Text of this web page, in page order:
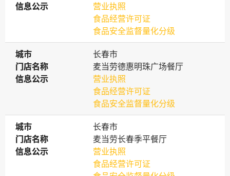
信息公示
信息公示
营业执照
食品经营许可证
食品安全监督量化分级
城市
城市
长春市
门店名称
门店名称
麦当劳德惠明珠广场餐厅
信息公示
信息公示
营业执照
食品经营许可证
食品安全监督量化分级
城市
城市
长春市
门店名称
门店名称
麦当劳长春季平餐厅
信息公示
信息公示
营业执照
食品经营许可证